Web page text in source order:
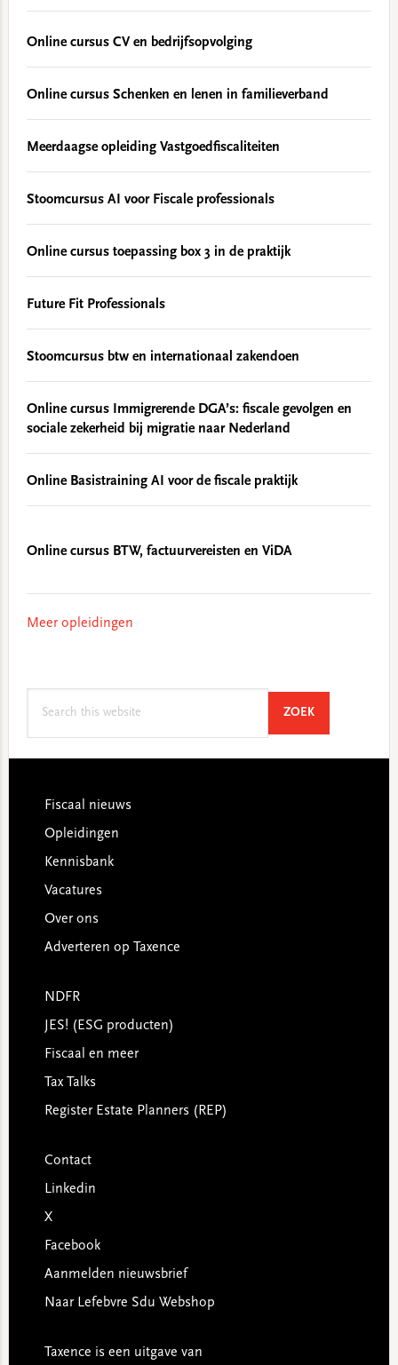
Online cursus CV en bedrijfsopvolging
Online cursus Schenken en lenen in familieverband
Meerdaagse opleiding Vastgoedfiscaliteiten
Stoomcursus AI voor Fiscale professionals
Online cursus toepassing box 3 in de praktijk
Future Fit Professionals
Stoomcursus btw en internationaal zakendoen
Online cursus Immigrerende DGA’s: fiscale gevolgen en
sociale zekerheid bij migratie naar Nederland
Online Basistraining AI voor de fiscale praktijk
Online cursus BTW, factuurvereisten en ViDA
Meer opleidingen
ZOEKSEARCH
Footer
Fiscaal nieuws
Opleidingen
Kennisbank
Vacatures
Over ons
Adverteren op Taxence
NDFR
JES! (ESG producten)
Fiscaal en meer
Tax Talks
Register Estate Planners (REP)
Contact
Linkedin
X
Facebook
Aanmelden nieuwsbrief
Naar Lefebvre Sdu Webshop
Taxence is een uitgave van